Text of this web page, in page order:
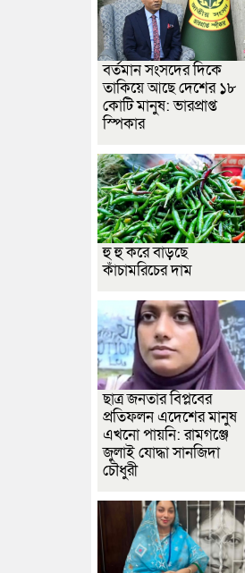
বর্তমান সংসদের দিকে
তাকিয়ে আছে দেশের ১৮
কোটি মানুষ: ভারপ্রাপ্ত
স্পিকার
হু হু করে বাড়ছে
কাঁচামরিচের দাম
ছাত্র জনতার বিপ্লবের
প্রতিফলন এদেশের মানুষ
এখনো পায়নি: রামগঞ্জে
জুলাই যোদ্ধা সানজিদা
চৌধুরী